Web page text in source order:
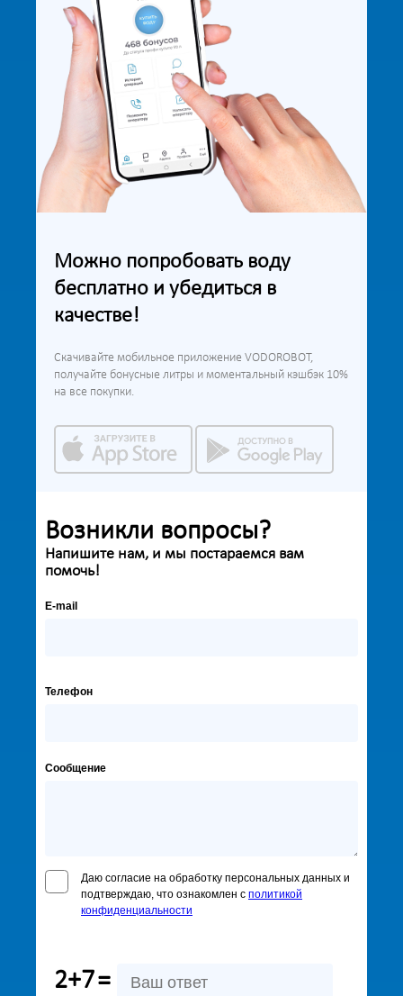
Можно попробовать воду
бесплатно и убедиться в
качестве!
Скачивайте мобильное приложение VODOROBOT,
получайте бонусные литры и моментальный кэшбэк 10%
на все покупки.
Возникли вопросы?
Напишите нам, и мы постараемся вам
помочь!
E-mail
Телефон
Сообщение
Даю согласие на обработку персональных данных и
подтверждаю, что ознакомлен с политикой
конфиденциальности
2+7=